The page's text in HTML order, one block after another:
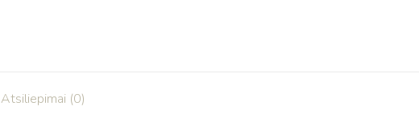
Atsiliepimai (0)